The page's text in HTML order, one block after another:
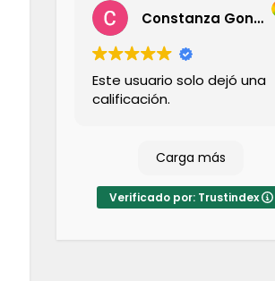
pasó la hora súper rápido y
no lo sentí denso
Constanza González Cerda
Este usuario solo dejó una
calificación.
Carga más
Verificado por: Trustindex